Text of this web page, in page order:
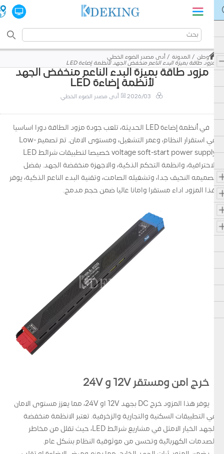
وطن المدونة
أدى مصدر الضوء الخطي
مزود طاقة بميزة البدء الناعم منخفض الجهد لأنظمة إضاءة LED
مزود طاقة بميزة البدء الناعم منخفض الجهد
لأنظمة إضاءة LED
2026/03 أدى مصدر الضوء الخطي
في أنظمة إضاءة LED الحديثة، تلعب جودة مزود الطاقة دورا اساسيا
في استقرار النظام، وعمر التشغيل، ومستوى الامان. تم تصميم Low-
voltage soft-start power supply خصيصا لتطبيقات شرائط LED
الاحترافية، وانظمة التحكم الذكية، والاجهزة منخفضة الجهد. بفضل
تصميمه النحيف جدا، وتشغيله الصامت، وتقنية البدء الناعم الذكية، يوفر
هذا المزود اداء مستقرا وامانا عاليا ضمن حجم مدمج.
خرج امن ومستقر 12V و 24V
يوفر هذا المزود خرج DC بجهد 12V او 24V، مما يعزز مستوى الامان
في التطبيقات السكنية والتجارية والزخرفية. تعتبر الانظمة منخفضة
الجهد الخيار الامثل في مشاريع شرائط LED، حيث تقلل من مخاطر
الصدمات الكهربائية وتحسن من موثوقية النظام بشكل عام.